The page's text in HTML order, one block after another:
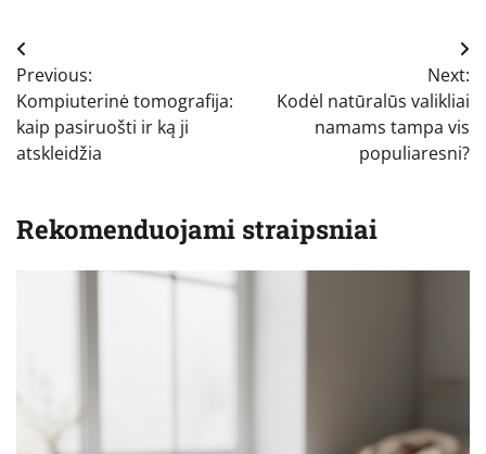
Navigacija
tarp
įrašų
Previous:
Kompiuterinė tomografija:
kaip pasiruošti ir ką ji
atskleidžia
Next:
Kodėl natūralūs valikliai
namams tampa vis
populiaresni?
Rekomenduojami straipsniai